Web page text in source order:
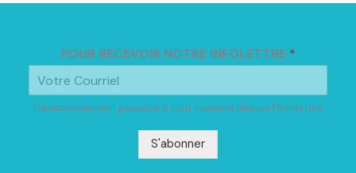
POUR RECEVOIR NOTRE INFOLETTRE *
Désabonnement possible à tout moment depuis l'infolettre
S'abonner